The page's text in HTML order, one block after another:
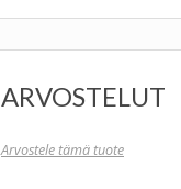
ARVOSTELUT
Arvostele tämä tuote